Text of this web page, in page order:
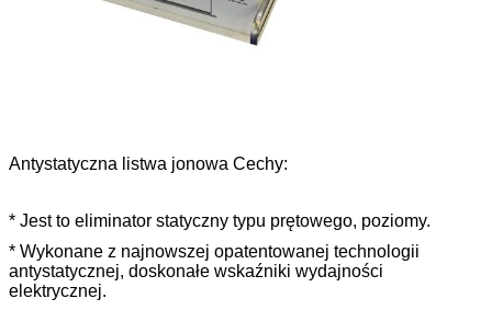
Antystatyczna listwa jonowa Cechy:
* Jest to eliminator statyczny typu prętowego, poziomy.
* Wykonane z najnowszej opatentowanej technologii
antystatycznej, doskonałe wskaźniki wydajności
elektrycznej.